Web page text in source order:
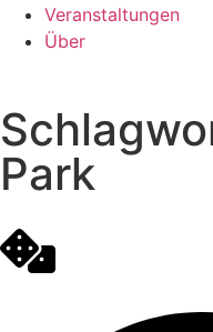
Veranstaltungen
Über
Park